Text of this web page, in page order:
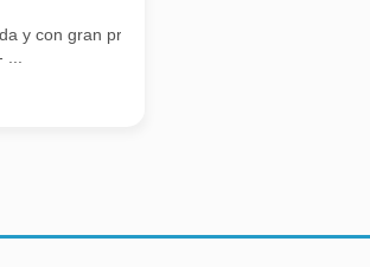
y con gran proyección!